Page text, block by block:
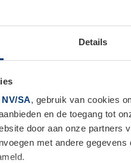
Details
SA, gebruik van cookies
en de toegang tot
door aan onze partners
met andere